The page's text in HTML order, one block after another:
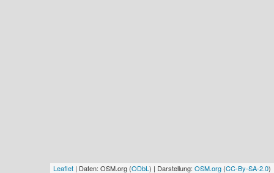
Leaflet | Daten: OSM.org (ODbL ) | Darstellung: OSM.org (CC-By-SA-2.0)